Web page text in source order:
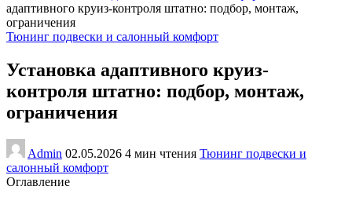
адаптивного круиз-контроля штатно: подбор, монтаж,
ограничения
Тюнинг подвески и салонный комфорт
Установка адаптивного круиз-
контроля штатно: подбор, монтаж,
ограничения
Admin 02.05.2026 4 мин чтения Тюнинг подвески и
салонный комфорт
Оглавление